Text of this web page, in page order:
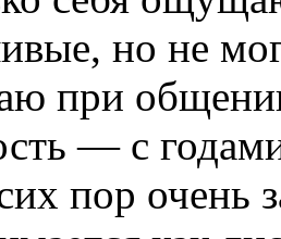
но не
при
— с
пор очень